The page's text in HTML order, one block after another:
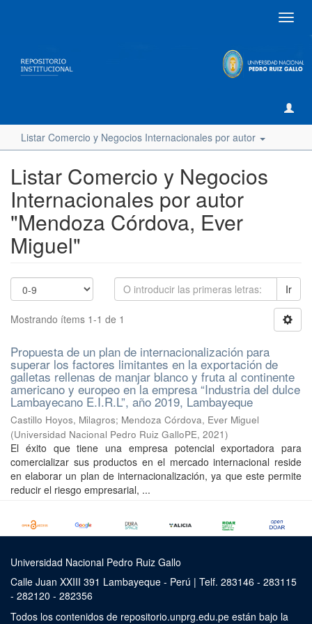
Listar Comercio y Negocios Internacionales por autor
Listar Comercio y Negocios
Internacionales por autor
"Mendoza Córdova, Ever
Miguel"
Ir
Mostrando ítems 1-1 de 1
Propuesta de un plan de internacionalización para
superar los factores limitantes en la exportación de
galletas rellenas de manjar blanco y fruta al continente
americano y europeo en la empresa “Industria del dulce
Lambayecano E.I.R.L”, año 2019, Lambayeque
Castillo Hoyos, Milagros; Mendoza Córdova, Ever Miguel
(Universidad Nacional Pedro Ruiz GalloPE, 2021)
El éxito que tiene una empresa potencial exportadora para
comercializar sus productos en el mercado internacional reside
en elaborar un plan de internacionalización, ya que este permite
reducir el riesgo empresarial, ...
Universidad Nacional Pedro Ruiz Gallo
Calle Juan XXIII 391 Lambayeque - Perú | Telf. 283146 - 283115
- 282120 - 282356
Todos los contenidos de repositorio.unprg.edu.pe están bajo la